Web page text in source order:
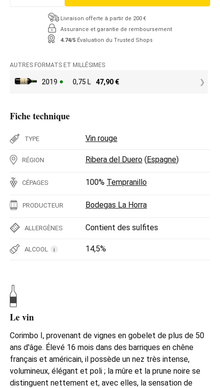
Livraison offerte à partir de 200 €
Assurance et garantie de remboursement
4.74/5 Évaluation du Trusted Shops
AUTRES FORMATS ET MILLÉSIMES
2019 0,75 L 47,90 €
Fiche technique
TYPE Vin rouge
RÉGION Ribera del Duero (Espagne)
CÉPAGES 100% Tempranillo
PRODUCTEUR Bodegas La Horra
ALLERGÈNES Contient des sulfites
ALCOOL i 14,5%
Le vin
Corimbo I, provenant de vignes en gobelet de plus de 50
ans d'âge. Élevé 16 mois dans des barriques en chêne
français et américain, il possède un nez très intense,
volumineux, élégant et poli ; la mûre et la prune noire se
distinguent nettement et, avec elles, la sensation de